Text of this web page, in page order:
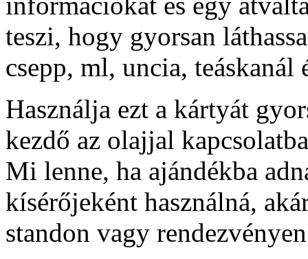
teszi, hogy gyorsan
csepp, ml, uncia, teáskanál
Használja ezt a kártyát
kezdő az olajjal
Mi lenne, ha ajándékba
kísérőjeként használná,
standon vagy